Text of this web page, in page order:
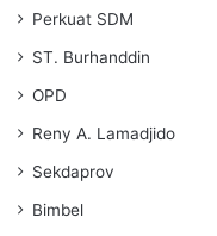
Perkuat SDM
ST. Burhanddin
OPD
Reny A. Lamadjido
Sekdaprov
Bimbel